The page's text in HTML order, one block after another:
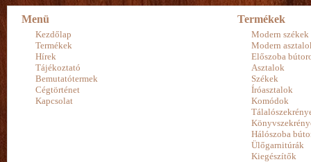
Menü
Kezdőlap
Termékek
Hírek
Tájékoztató
Bemutatótermek
Cégtörténet
Kapcsolat
Termékek
Modern székek
Modern
Előszoba
Asztalok
Székek
Íróasztalok
Komódok
Hálószoba
Ülőgarnitúrák
Kiegészítők